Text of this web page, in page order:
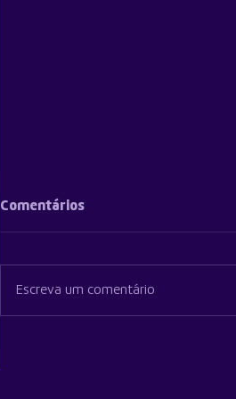
Comentários
Escreva um comentário